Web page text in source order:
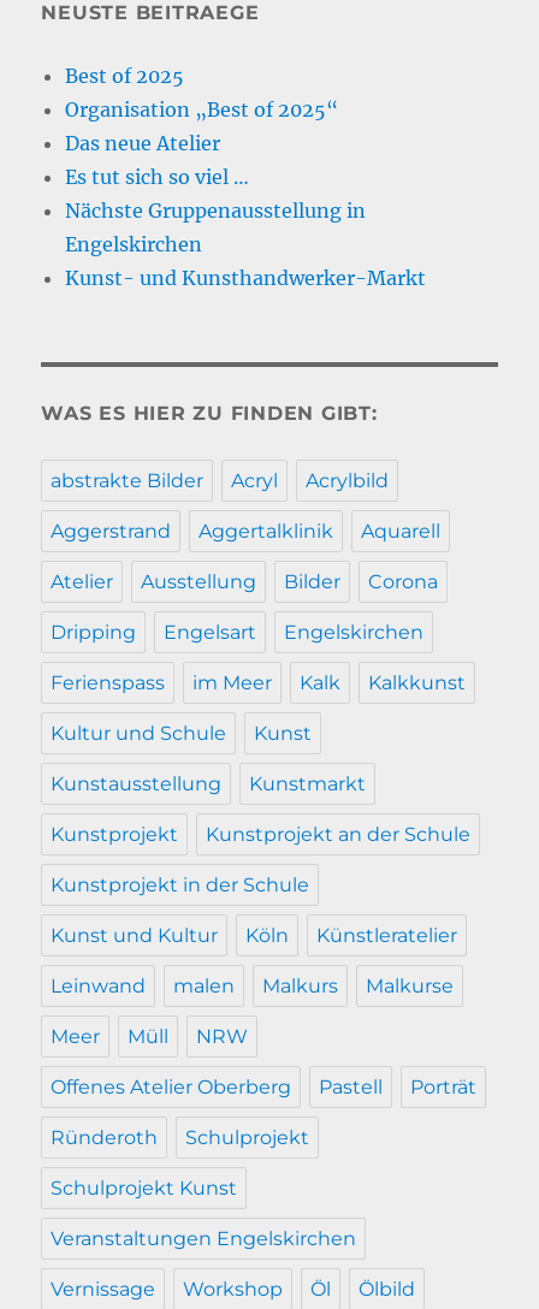
NEUSTE BEITRAEGE
Best of 2025
Organisation „Best of 2025“
Das neue Atelier
Es tut sich so viel …
Nächste Gruppenausstellung in
Engelskirchen
Kunst- und Kunsthandwerker-Markt
WAS ES HIER ZU FINDEN GIBT:
abstrakte Bilder Acryl Acrylbild
Aggerstrand Aggertalklinik Aquarell
Atelier Ausstellung Bilder Corona
Dripping Engelsart Engelskirchen
Ferienspass im Meer Kalk Kalkkunst
Kultur und Schule Kunst
Kunstausstellung Kunstmarkt
Kunstprojekt Kunstprojekt an der Schule
Kunstprojekt in der Schule
Kunst und Kultur Köln Künstleratelier
Leinwand malen Malkurs Malkurse
Meer Müll NRW
Offenes Atelier Oberberg Pastell Porträt
Ründeroth Schulprojekt
Schulprojekt Kunst
Veranstaltungen Engelskirchen
Vernissage Workshop Öl Ölbild